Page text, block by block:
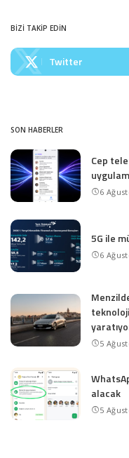
BİZİ TAKİP EDİN
Twitter
SON HABERLER
Cep
6
5G ile
6
5
alacak
5